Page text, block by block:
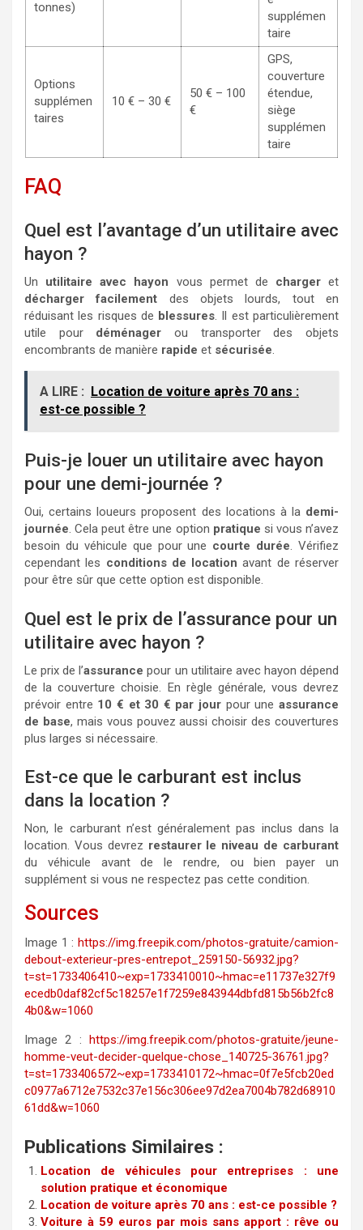
tonnes)
supplémen
taire
Options
supplémen
taires
10 € – 30 €
50 € – 100
€
GPS,
couverture
étendue,
siège
supplémen
taire
FAQ
Quel est l’avantage d’un utilitaire avec
hayon ?
Un utilitaire avec hayon vous permet de chargeret
décharger facilement des objets lourds, tout en
réduisant les risques de blessures . Il est particulièrement
utile pour déménager ou transporter des objets
encombrants de manière rapide et sécurisée
A LIRE : Location de voiture après 70 ans :
est-ce possible ?
Puis-je louer un utilitaire avec hayon
pour une demi-journée ?
Oui, certains loueurs proposent des locations à la demi-
journée. Cela peut être une option pratique si vous n’avez
besoin du véhicule que pour une courte durée. Vérifiez
cependant les conditions de location avant de réserver
pour être sûr que cette option est disponible.
Quel est le prix de l’assurance pour un
utilitaire avec hayon ?
Le prix de l’assurance pour un utilitaire avec hayon dépend
de la couverture choisie. En règle générale, vous devrez
prévoir entre 10 € et 30 € par jour pour uneassurance
de base, mais vous pouvez aussi choisir des couvertures
plus larges si nécessaire.
Est-ce que le carburant est inclus
dans la location ?
Non, le carburant n’est généralement pas inclus dans la
location. Vous devrez restaurer le niveau de carburant
du véhicule avant de le rendre, ou bien payer un
supplément si vous ne respectez pas cette condition.
Sources
Image 1 : https://img.freepik.com/photos-gratuite/camion-
debout-exterieur-pres-entrepot_259150-56932.jpg?
t=st=1733406410~exp=1733410010~hmac=e11737e327f9
ecedb0daf82cf5c18257e1f7259e843944dbfd815b56b2fc8
4b0&w=1060
Image 2 : https://img.freepik.com/photos-gratuite/jeune-
homme-veut-decider-quelque-chose_140725-36761.jpg?
t=st=1733406572~exp=1733410172~hmac=0f7e5fcb20ed
c0977a6712e7532c37e156c306ee97d2ea7004b782d68910
61dd&w=1060
Publications Similaires :
Location de véhicules pour entreprises : une
solution pratique et économique
Location de voiture après 70 ans : est-ce possible ?
Voiture à 59 euros par mois sans apport : rêve ou